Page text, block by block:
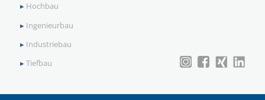
▸ Hochbau
▸ Ingenieurbau
▸ Industriebau
▸Tiefbau